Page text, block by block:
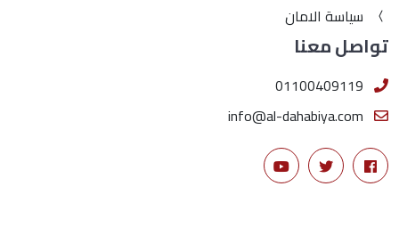
سياسة الامان
تواصل معنا
01100409119
info@al-dahabiya.com